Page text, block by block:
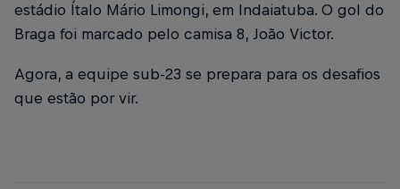
estádio Ítalo Mário Limongi, em Indaiatuba. O gol do
Braga foi marcado pelo camisa 8, João Victor.
Agora, a equipe sub-23 se prepara para os desafios
que estão por vir.